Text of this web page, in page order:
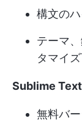
構文の
テーマ
タマイ
Sublime Text
無料バ